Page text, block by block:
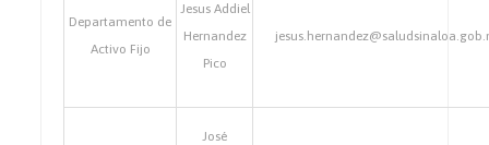
Departamento de
Activo Fijo
Jesus Addiel
Hernandez
Pico
José